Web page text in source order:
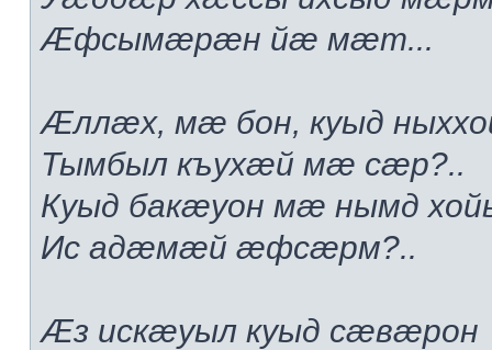
Æфсымæрæн йæ мæт...
Æллæх, мæ бон, куыд
Тымбыл къухæй мæ сæр?..
Куыд бакæуон мæ нымд
Ис адæмæй æфсæрм?..
Æз искæуыл куыд сæвæрон